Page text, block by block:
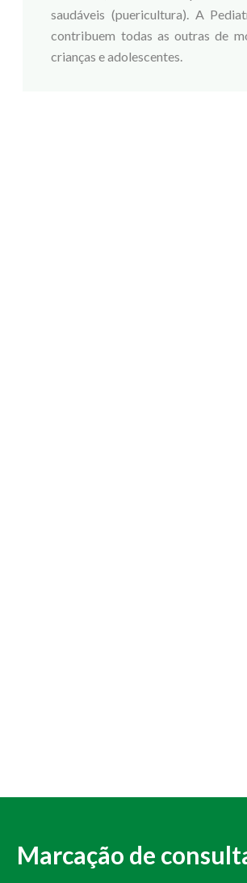
saudáveis (puericultura). A
contribuem todas as outras de
crianças e adolescentes.
Marcação de